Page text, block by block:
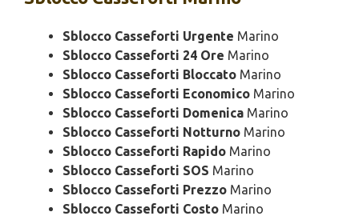
Sblocco Casseforti Urgente Marino
Sblocco Casseforti 24 Ore Marino
Sblocco Casseforti Bloccato Marino
Sblocco Casseforti Economico Marino
Sblocco Casseforti Domenica Marino
Sblocco Casseforti Notturno Marino
Sblocco Casseforti Rapido Marino
Sblocco Casseforti SOS Marino
Sblocco Casseforti Prezzo Marino
Sblocco Casseforti Costo Marino